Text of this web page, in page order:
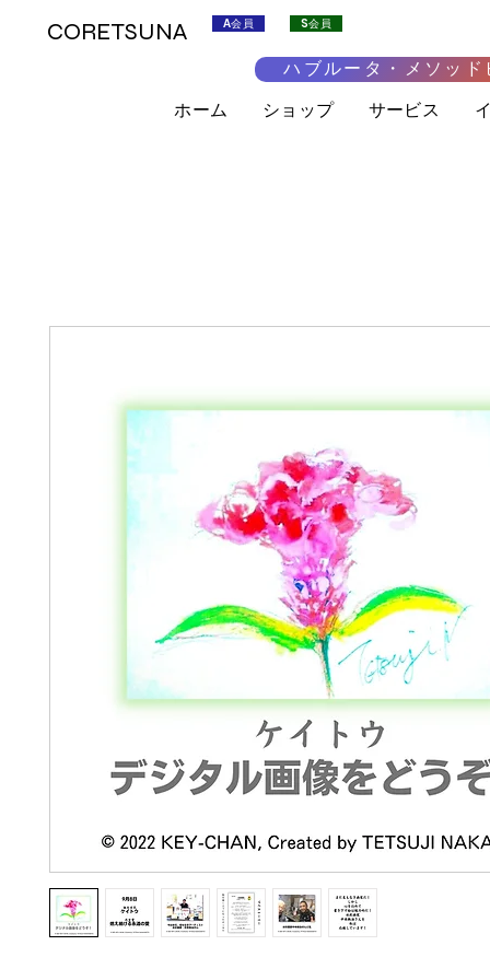
CORETSUNA A会員 S会員
ハブルータ・メソッド
ホーム ショップ サービス